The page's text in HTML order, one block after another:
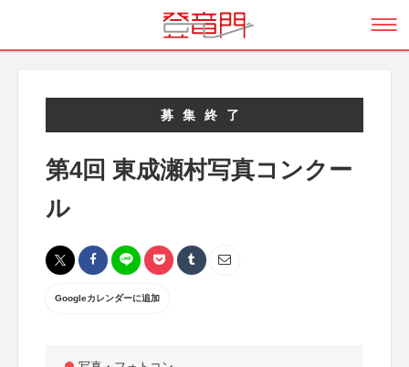
募集終了
第4回 東成瀬村写真コンクー
ル
Googleカレンダーに追加